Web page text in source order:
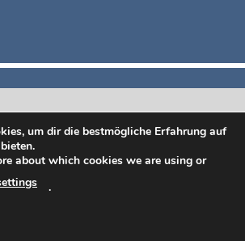
2026 ©
um dir die bestmögliche Erfahrung auf
about which cookies we are using or
.